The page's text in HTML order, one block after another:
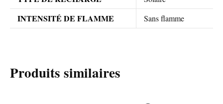
INTENSITÉ DE FLAMME Sans flamme
Produits similaires